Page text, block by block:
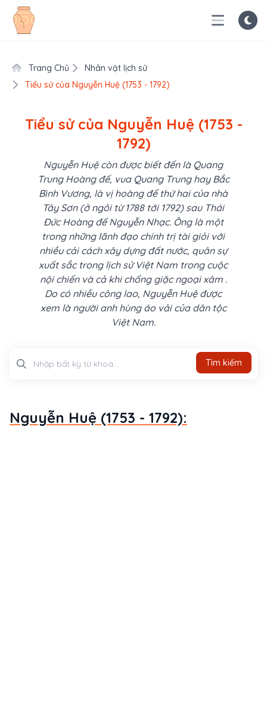
Trang Chủ
Nhân vật lịch sử
Tiểu sử của Nguyễn Huệ (1753 - 1792)
Tiểu sử của Nguyễn Huệ (1753 -
1792)
Nguyễn Huệ còn được biết đến là Quang
Trung Hoàng đế, vua Quang Trung hay Bắc
Bình Vương, là vị hoàng đế thứ hai của nhà
Tây Sơn (ở ngôi từ 1788 tới 1792) sau Thái
Đức Hoàng đế Nguyễn Nhạc. Ông là một
trong những lãnh đạo chính trị tài giỏi với
nhiều cải cách xây dựng đất nước, quân sự
xuất sắc trong lịch sử Việt Nam trong cuộc
nội chiến và cả khi chống giặc ngoại xâm .
Do có nhiều công lao, Nguyễn Huệ được
xem là người anh hùng áo vải của dân tộc
Việt Nam.
Tìm kiếm
Nguyễn Huệ (1753 - 1792):